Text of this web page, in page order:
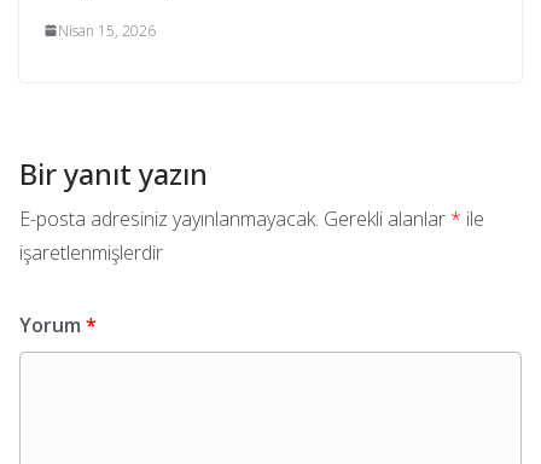
Nisan 15, 2026
Bir yanıt yazın
E-posta adresiniz yayınlanmayacak. Gerekli alanlar * ile
işaretlenmişlerdir
Yorum *